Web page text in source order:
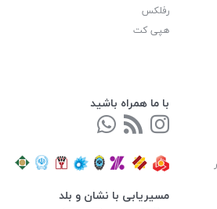
رفلکس
هپی کت
با ما همراه باشید
مسیریابی با نشان و بلد